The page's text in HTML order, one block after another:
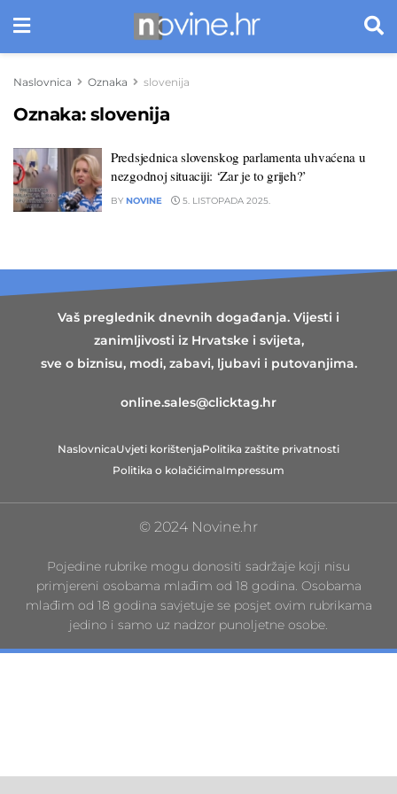
Naslovnica Oznaka slovenija
Oznaka: slovenija
Predsjednica slovenskog parlamenta uhvaćena u
nezgodnoj situaciji: ‘Zar je to grijeh?’
BY NOVINE 5. LISTOPADA 2025.
Vaš preglednik dnevnih događanja. Vijesti i
zanimljivosti iz Hrvatske i svijeta,
sve o biznisu, modi, zabavi, ljubavi i putovanjima.
online.sales@clicktag.hr
NaslovnicaUvjeti korištenjaPolitika zaštite privatnosti
Politika o kolačićimaImpressum
© 2024 Novine.hr
Pojedine rubrike mogu donositi sadržaje koji nisu
primjereni osobama mlađim od 18 godina. Osobama
mlađim od 18 godina savjetuje se posjet ovim rubrikama
jedino i samo uz nadzor punoljetne osobe.